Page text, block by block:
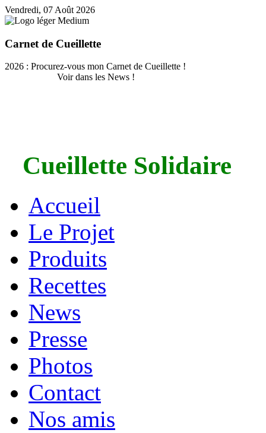
Vendredi, 07 Août 2026
Carnet de Cueillette
2026 : Procurez-vous mon Carnet de Cueillette !
Voir dans les News !
Cueillette Solidaire
Accueil
Le Projet
Produits
Recettes
News
Presse
Photos
Contact
Nos amis